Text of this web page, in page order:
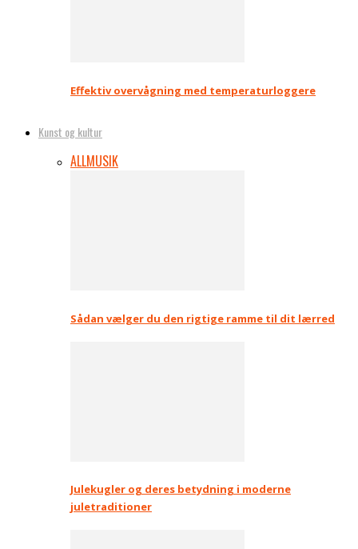
Effektiv overvågning med temperaturloggere
Kunst og kultur
ALLMUSIK
Sådan vælger du den rigtige ramme til dit lærred
Julekugler og deres betydning i moderne
juletraditioner